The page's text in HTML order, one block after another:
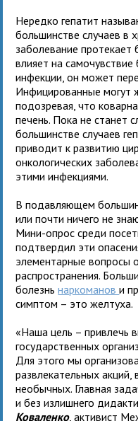
Нередко гепатит
большинстве случаев в
заболевание протекает
влияет на
инфекции, он может
Инфицированные могут
подозревая, что
печень. Пока не станет
большинстве случаев
приводит к развитию
онкологических
этими инфекциями.
В подавляющем
или почти ничего не
Мини-опрос среди
подтвердил эти
элементарные вопросы
распространения.
болезньнаркоманови
симптом – это желтуха.
«Наша цель – привлечь
государственных
Для этого мы
развлекательных
необычных. Главная
и без излишнего
Коваленко, активист